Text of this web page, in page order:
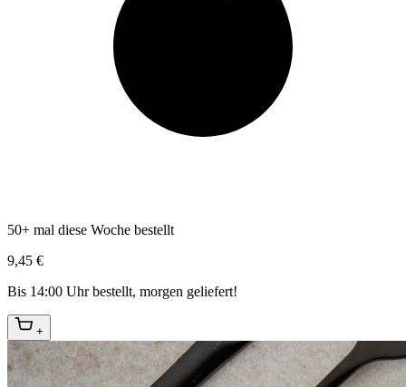
50+ mal diese Woche bestellt
9,45 €
Bis 14:00 Uhr bestellt, morgen geliefert!
+